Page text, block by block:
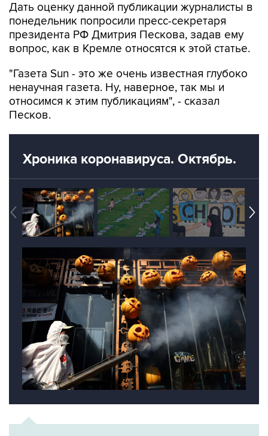
Дать оценку данной публикации журналисты в
понедельник попросили пресс-секретаря
президента РФ Дмитрия Пескова, задав ему
вопрос, как в Кремле относятся к этой статье.
"Газета Sun - это же очень известная глубоко
ненаучная газета. Ну, наверное, так мы и
относимся к этим публикациям", - сказал
Песков.
Хроника коронавируса. Октябрь.